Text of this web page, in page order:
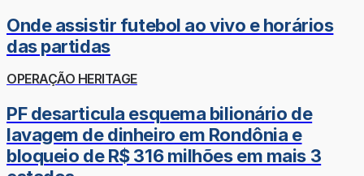
Onde assistir futebol ao vivo e horários
das partidas
OPERAÇÃO HERITAGE
PF desarticula esquema bilionário de
lavagem de dinheiro em Rondônia e
bloqueio de R$ 316 milhões em mais 3